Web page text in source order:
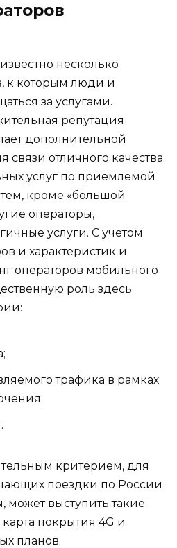
несколько
к которым люди и
за услугами.
репутация
дополнительной
связи отличного качества
услуг по приемлемой
кроме «большой
операторы,
услуги. С учетом
и характеристик и
операторов мобильного
роль здесь
трафика в рамках
критерием, для
поездки по России
может выступить такие
покрытия 4G и
планов.